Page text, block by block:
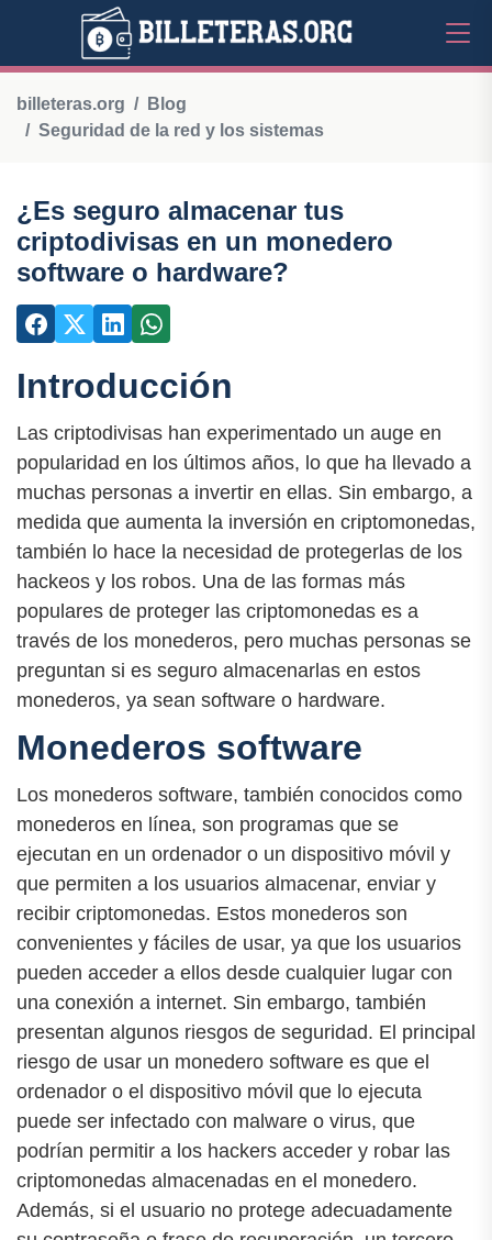
billeteras.org
Blog
Seguridad de la red y los sistemas
¿Es seguro almacenar tus
criptodivisas en un monedero
software o hardware?
Introducción
Las criptodivisas han experimentado un auge en
popularidad en los últimos años, lo que ha llevado a
muchas personas a invertir en ellas. Sin embargo, a
medida que aumenta la inversión en criptomonedas,
también lo hace la necesidad de protegerlas de los
hackeos y los robos. Una de las formas más
populares de proteger las criptomonedas es a
través de los monederos, pero muchas personas se
preguntan si es seguro almacenarlas en estos
monederos, ya sean software o hardware.
Monederos software
Los monederos software, también conocidos como
monederos en línea, son programas que se
ejecutan en un ordenador o un dispositivo móvil y
que permiten a los usuarios almacenar, enviar y
recibir criptomonedas. Estos monederos son
convenientes y fáciles de usar, ya que los usuarios
pueden acceder a ellos desde cualquier lugar con
una conexión a internet. Sin embargo, también
presentan algunos riesgos de seguridad. El principal
riesgo de usar un monedero software es que el
ordenador o el dispositivo móvil que lo ejecuta
puede ser infectado con malware o virus, que
podrían permitir a los hackers acceder y robar las
criptomonedas almacenadas en el monedero.
Además, si el usuario no protege adecuadamente